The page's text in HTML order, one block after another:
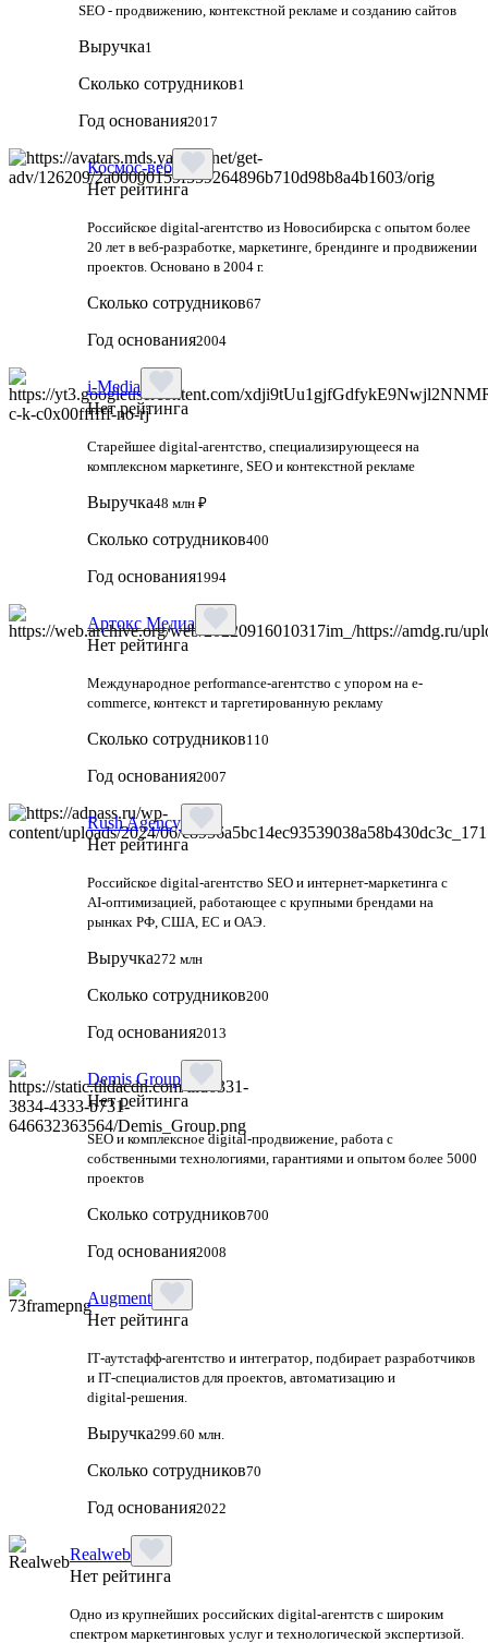
SEO - продвижению, контекстной рекламе и созданию сайтов
Выручка1
Сколько сотрудников1
Год основания2017
Космос-веб
Нет рейтинга
Российское digital-агентство из Новосибирска с опытом более
20 лет в веб-разработке, маркетинге, брендинге и продвижении
проектов. Основано в 2004 г.
Сколько сотрудников67
Год основания2004
i-Media
Нет рейтинга
Старейшее digital-агентство, специализирующееся на
комплексном маркетинге, SEO и контекстной рекламе
Выручка48 млн ₽
Сколько сотрудников400
Год основания1994
Артокс Медиа
Нет рейтинга
Международное performance-агентство с упором на e-
commerce, контекст и таргетированную рекламу
Сколько сотрудников110
Год основания2007
Rush Agency
Нет рейтинга
Российское digital‑агентство SEO и интернет‑маркетинга с
AI‑оптимизацией, работающее с крупными брендами на
рынках РФ, США, ЕС и ОАЭ.
Выручка272 млн
Сколько сотрудников200
Год основания2013
Demis Group
Нет рейтинга
SEO и комплексное digital-продвижение, работа с
собственными технологиями, гарантиями и опытом более 5000
проектов
Сколько сотрудников700
Год основания2008
Augment
Нет рейтинга
IT‑аутстафф‑агентство и интегратор, подбирает разработчиков
и IT‑специалистов для проектов, автоматизацию и
digital‑решения.
Выручка299.60 млн.
Сколько сотрудников70
Год основания2022
Realweb
Нет рейтинга
Одно из крупнейших российских digital-агентств с широким
спектром маркетинговых услуг и технологической экспертизой.